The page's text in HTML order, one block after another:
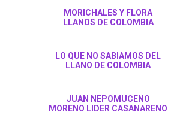
MORICHALES Y FLORA
LLANOS DE COLOMBIA
LO QUE NO SABIAMOS DEL
LLANO DE COLOMBIA
JUAN NEPOMUCENO
MORENO LIDER CASANARENO